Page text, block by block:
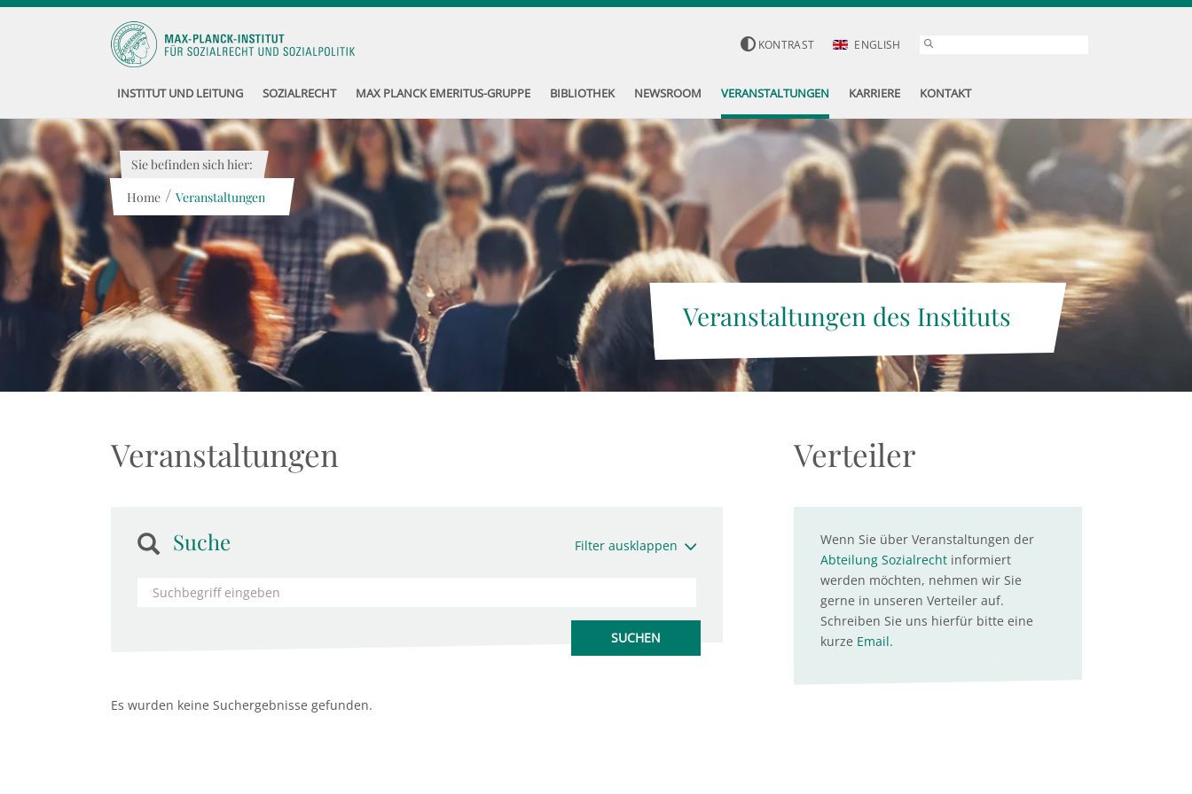
KONTRAST ENGLISH
INSTITUT UND LEITUNG SOZIALRECHT MAX PLANCK EMERITUS-GRUPPE BIBLIOTHEK NEWSROOM VERANSTALTUNGEN KARRIERE KONTAKT
Veranstaltungen des Instituts
Sie befinden sich hier:
Home / Veranstaltungen
Veranstaltungen
Suche Filter ausklappen
Es wurden keine Suchergebnisse gefunden.
Verteiler
Wenn Sie über Veranstaltungen der
Abteilung Sozialrechtinformiert
werden möchten, nehmen wir Sie
gerne in unseren Verteiler auf.
Schreiben Sie uns hierfür bitte eine
kurze Email.